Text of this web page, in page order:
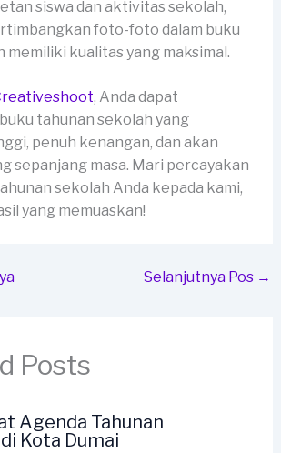
siswa dan aktivitas sekolah,
foto-foto dalam buku
memiliki kualitas yang maksimal.
, Anda dapat
tahunan sekolah yang
penuh kenangan, dan akan
sepanjang masa. Mari percayakan
sekolah Anda kepada kami,
yang memuaskan!
Selanjutnya Pos →
Posts
Agenda Tahunan
Kota Dumai